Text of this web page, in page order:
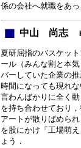
係の会社へ就職をあ
中山 尚志
夏研屈指のバスケッ
ール（みんな割と本
バーしていた企業の
時間になっても現れ
言わんばかりに全く
を持ち合わせており
アートが散りばめら
を股にかけ「工場萌
ょう．